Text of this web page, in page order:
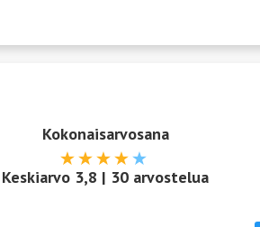
Kokonaisarvosana
Keskiarvo 3,8 | 30 arvostelua